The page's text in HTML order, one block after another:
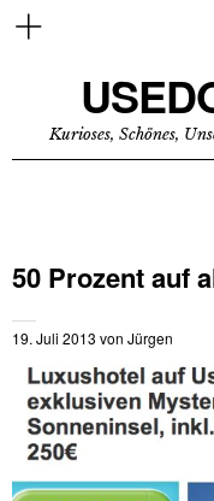
Kurioses, Schönes,
50 Prozent auf
19. Juli 2013 von Jürgen